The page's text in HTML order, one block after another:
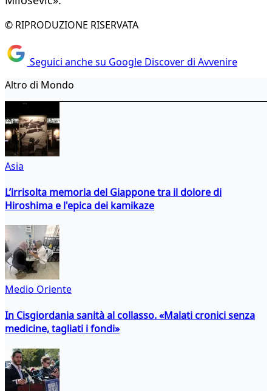
© RIPRODUZIONE RISERVATA
Seguici anche su Google Discover di Avvenire
Altro di Mondo
Asia
L’irrisolta memoria del Giappone tra il dolore di
Hiroshima e l'epica dei kamikaze
Medio Oriente
In Cisgiordania sanità al collasso. «Malati cronici senza
medicine, tagliati i fondi»